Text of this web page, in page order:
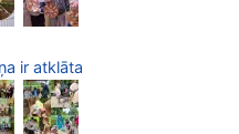
ir atklāta